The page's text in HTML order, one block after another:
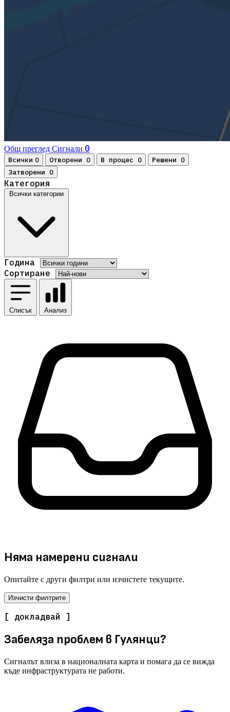
Общ преглед Сигнали 0
Всички 0 Отворени 0 В процес 0 Решени 0
Затворени 0
Категория
Всички категории
Година
Сортиране
Списък Анализ
Няма намерени сигнали
Опитайте с други филтри или изчистете текущите.
Изчисти филтрите
[ докладвай ]
Забеляза проблем в Гулянци?
Сигналът влиза в националната карта и помага да се вижда
къде инфраструктурата не работи.